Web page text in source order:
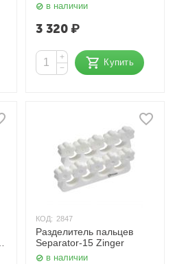
профессиональной
ручной заточкой 5 мм
Zinger
в наличии
3 320₽
+
−
Купить
КОД: 2847
Разделитель пальцев
Separator-15 Zinger
в наличии